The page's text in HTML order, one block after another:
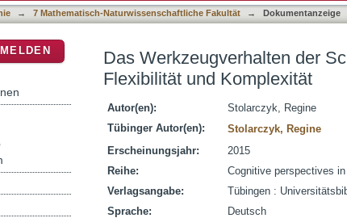
→ 7 Mathematisch-Naturwissenschaftliche Fakultät → Dokumentanzeige
Das Werkzeugverhalten der
Flexibilität und Komplexität
Autor(en):
Stolarczyk, Regine
Tübinger Autor(en):
Stolarczyk, Regine
Erscheinungsjahr:
2015
Reihe:
Cognitive perspectives
Verlagsangabe:
Tübingen :
Sprache:
Deutsch